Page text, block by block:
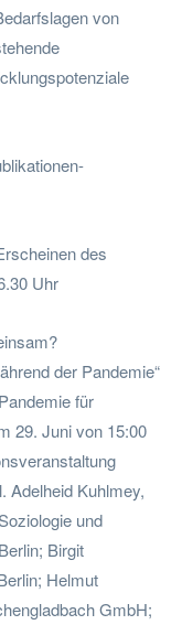
von
des
Uhr
der Pandemie“
für
29. Juni von 15:00
Adelheid Kuhlmey,
und
Birgit
Helmut
GmbH;